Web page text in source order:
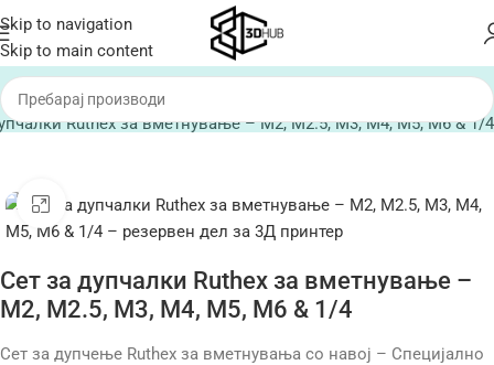
Skip to navigation
Skip to main content
Ruthex за вметнување – M2, M2.5, M3, M4, M5, M6 & 1/4
Click to enlarge
Сет за дупчалки Ruthex за вметнување –
M2, M2.5, M3, M4, M5, M6 & 1/4
Сет за дупчење Ruthex за вметнувања со навој – Специјално